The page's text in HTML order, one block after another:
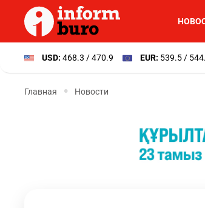
USD: 468.3 / 470.9 EUR: 539.5 /
Главная Новости